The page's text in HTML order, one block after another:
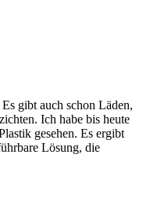
gibt auch schon Läden,
Ich habe bis heute
gesehen. Es ergibt
Lösung, die